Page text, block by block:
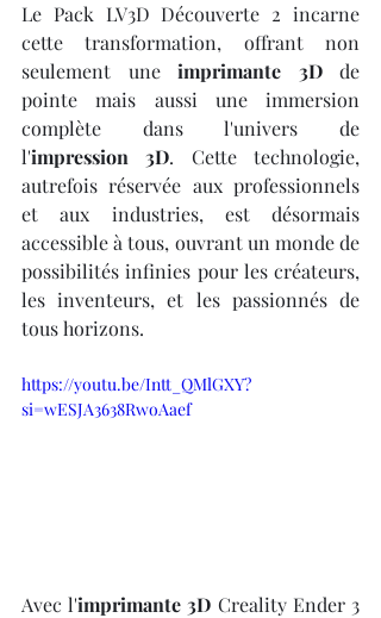
Le Pack LV3D Découverte 2 incarne
cette transformation, offrant non
seulement une imprimante 3D de
pointe mais aussi une immersion
complète dans l'univers de
l'impression 3D. Cette technologie,
autrefois réservée aux professionnels
et aux industries, est désormais
accessible à tous, ouvrant un monde de
possibilités infinies pour les créateurs,
les inventeurs, et les passionnés de
tous horizons.
https://youtu.be/Intt_QMlGXY?
si=wESJA3638RwoAaef
Avec l'imprimante 3D Creality Ender 3